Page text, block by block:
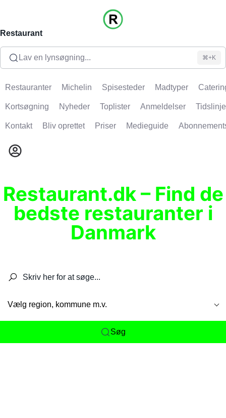
Restaurant
Lav en lynsøgning... ⌘+K
Restauranter Michelin Spisesteder Madtyper
Kortsøgning Nyheder Toplister Anmeldelser Tidslinje
Kontakt Bliv oprettet Priser Medieguide
Restaurant.dk – Find de
bedste restauranter i
Danmark
Vælg region, kommune m.v.
Søg